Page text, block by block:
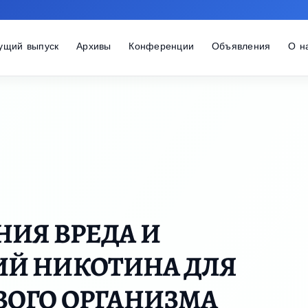
выпуск Архивы Конференции Объявления О
ВРЕДА И
НИКОТИНА ДЛЯ
ОРГАНИЗМА